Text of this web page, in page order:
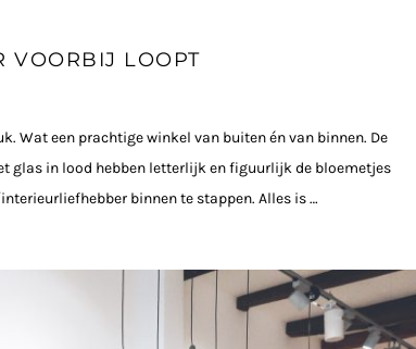
VOORBIJ LOOPT
Wat een prachtige winkel van buiten én van binnen. De
glas in lood hebben letterlijk en figuurlijk de bloemetjes
binnen te stappen. Alles is …